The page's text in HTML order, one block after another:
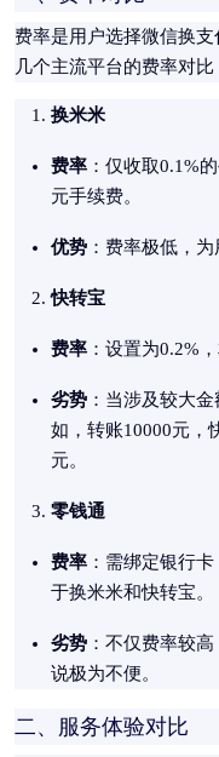
费率是用户选择微信换
几个主流平台的费率对比
换米米
费率 ：仅收取0.1%
元手续费。
优势 ：费率极低，
快转宝
费率 ：设置为0.2%
劣势 ：当涉及较大
如，转账10000元，
元。
零钱通
费率 ：需绑定银行
于换米米和快转宝。
劣势 ：不仅费率较
说极为不便。
二、服务体验对比